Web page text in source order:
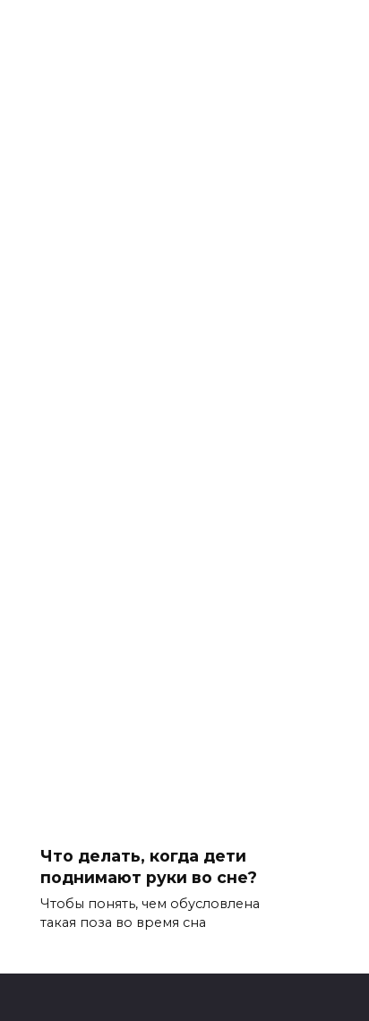
Что делать, когда дети
поднимают руки во сне?
Чтобы понять, чем обусловлена
такая поза во время сна